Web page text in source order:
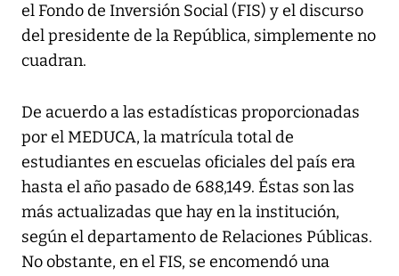
el Fondo de Inversión Social (FIS) y el discurso
del presidente de la República, simplemente no
cuadran.
De acuerdo a las estadísticas proporcionadas
por el MEDUCA, la matrícula total de
estudiantes en escuelas oficiales del país era
hasta el año pasado de 688,149. Éstas son las
más actualizadas que hay en la institución,
según el departamento de Relaciones Públicas.
No obstante, en el FIS, se encomendó una